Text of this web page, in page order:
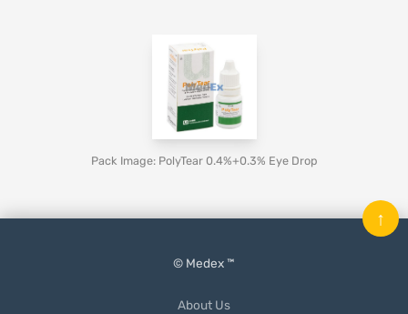
Pack Image: PolyTear 0.4%+0.3% Eye Drop
© Medex ™
About Us
↑